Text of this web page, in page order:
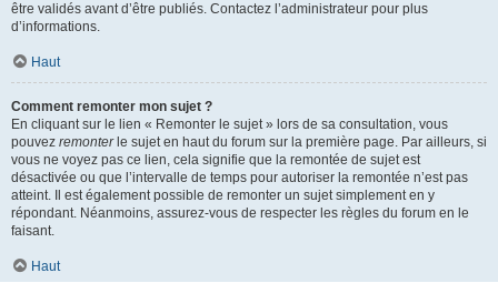
être validés avant d’être publiés. Contactez l’administrateur pour plus
d’informations.
Haut
Comment remonter mon sujet ?
En cliquant sur le lien « Remonter le sujet » lors de sa consultation, vous
pouvez remonterle sujet en haut du forum sur la première page. Par ailleurs, si
vous ne voyez pas ce lien, cela signifie que la remontée de sujet est
désactivée ou que l’intervalle de temps pour autoriser la remontée n’est pas
atteint. Il est également possible de remonter un sujet simplement en y
répondant. Néanmoins, assurez-vous de respecter les règles du forum en le
faisant.
Haut